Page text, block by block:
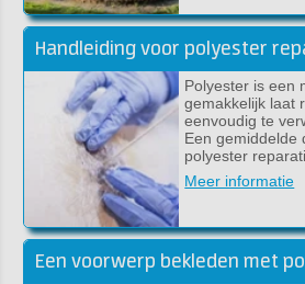
Handleiding voor polyester
Polyester is een
gemakkelijk laat
eenvoudig te
Een gemiddelde
polyester
Meer informatie
Een voorwerp bekleden met